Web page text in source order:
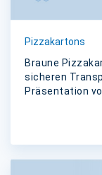
Pizzakartons
Braune
sicheren
Präsentation